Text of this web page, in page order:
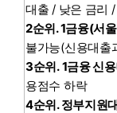
대출 / 낮은 금리
2순위. 1금융(서
불가능(신용대출
3순위. 1금융 신
용점수 하락
4순위. 정부지원